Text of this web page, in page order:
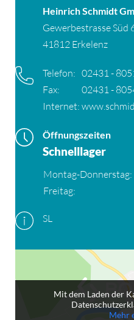
Heinrich Schmidt
Gewerbestrasse Süd
41812 Erkelenz
Telefon: 02431 -
Fax:
02431 -
Internet:
Öffnungszeiten
Schnelllager
Montag-Donnerstag:
Freitag:
SL
Mit dem Laden der
Mehr